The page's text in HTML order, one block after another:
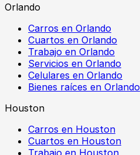
Orlando
Carros en Orlando
Cuartos en Orlando
Trabajo en Orlando
Servicios en Orlando
Celulares en Orlando
Bienes raíces en Orlando
Houston
Carros en Houston
Cuartos en Houston
Trabajo en Houston